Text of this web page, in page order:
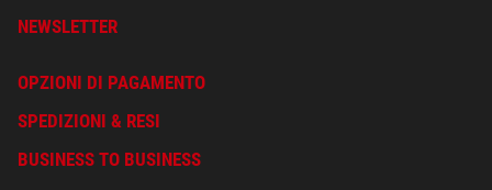
NEWSLETTER
OPZIONI DI PAGAMENTO
SPEDIZIONI & RESI
BUSINESS TO BUSINESS